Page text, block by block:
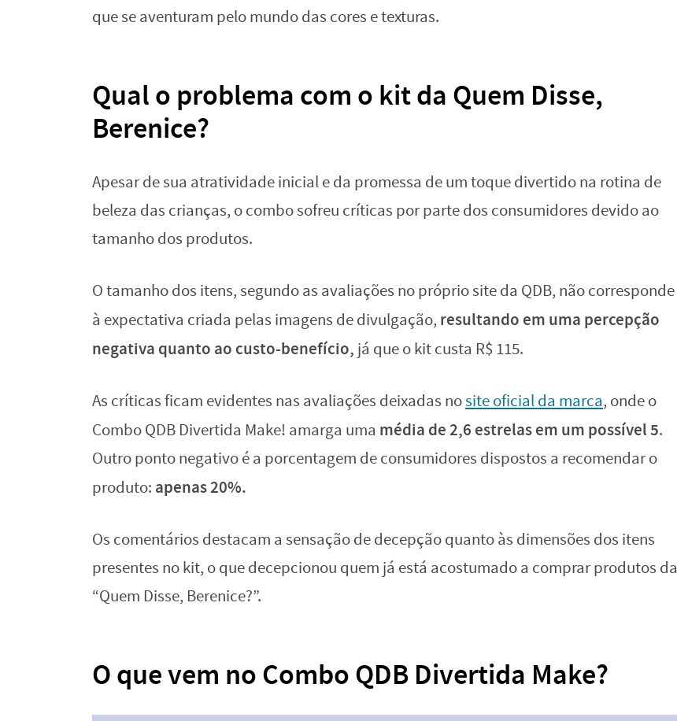
que se aventuram pelo mundo das cores e texturas.
Qual o problema com o kit da Quem Disse,
Berenice?
Apesar de sua atratividade inicial e da promessa de um toque divertido na rotina de
beleza das crianças, o combo sofreu críticas por parte dos consumidores devido ao
tamanho dos produtos.
O tamanho dos itens, segundo as avaliações no próprio site da QDB, não corresponde
à expectativa criada pelas imagens de divulgação, resultando em uma percepção
negativa quanto ao custo-benefício, já que o kit custa R$ 115.
As críticas ficam evidentes nas avaliações deixadas nosite oficial da marca, onde o
Combo QDB Divertida Make! amarga uma média de 2,6 estrelas em um possível 5.
Outro ponto negativo é a porcentagem de consumidores dispostos a recomendar o
produto: apenas 20%.
Os comentários destacam a sensação de decepção quanto às dimensões dos itens
presentes no kit, o que decepcionou quem já está acostumado a comprar produtos da
“Quem Disse, Berenice?”.
O que vem no Combo QDB Divertida Make?